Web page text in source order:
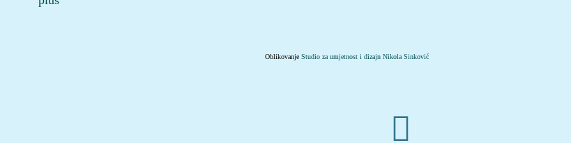
Oblikovanje Studio za umjetnost i dizajn Nikola Sinković